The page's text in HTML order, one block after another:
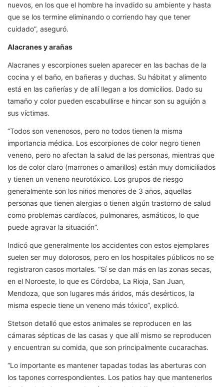
nuevos, en los que el hombre ha invadido su ambiente y hasta
que se los termine eliminando o corriendo hay que tener
cuidado”, aseguró.
Alacranes y arañas
Alacranes y escorpiones suelen aparecer en las bachas de la
cocina y el baño, en bañeras y duchas. Su hábitat y alimento
está en las cañerías y de allí llegan a los domicilios. Dado su
tamaño y color pueden escabullirse e hincar son su aguijón a
sus víctimas.
“Todos son venenosos, pero no todos tienen la misma
importancia médica. Los escorpiones de color negro tienen
veneno, pero no afectan la salud de las personas, mientras que
los de color claro (marrones o amarillos) están muy domiciliados
y tienen un veneno neurotóxico. Los grupos de riesgo
generalmente son los niños menores de 3 años, aquellas
personas que tienen alergias o tienen algún trastorno de salud
como problemas cardíacos, pulmonares, asmáticos, lo que
puede agravar la situación”.
Indicó que generalmente los accidentes con estos ejemplares
suelen ser muy dolorosos, pero en los hospitales públicos no se
registraron casos mortales. “Sí se dan más en las zonas secas,
en el Noroeste, lo que es Córdoba, La Rioja, San Juan,
Mendoza, que son lugares más áridos, más desérticos, la
misma especie tiene un veneno más tóxico”, explicó.
Stetson detalló que estos animales se reproducen en las
cámaras sépticas de las casas y que allí mismo se reproducen
y encuentran su comida, que son principalmente cucarachas.
“Lo importante es mantener tapadas todas las aberturas con
los tapones correspondientes. Los patios hay que mantenerlos